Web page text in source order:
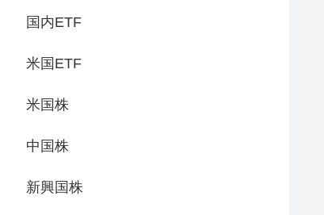
国内ETF
米国ETF
米国株
中国株
新興国株